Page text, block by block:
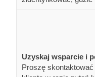
Uzyskaj wsparcie i
Proszę skontaktować